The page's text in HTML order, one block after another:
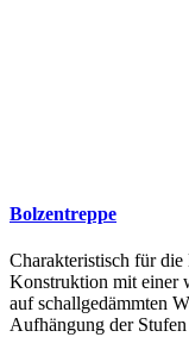
Bolzentreppe
Charakteristisch für
Konstruktion mit einer
auf schallgedämmten
Aufhängung der